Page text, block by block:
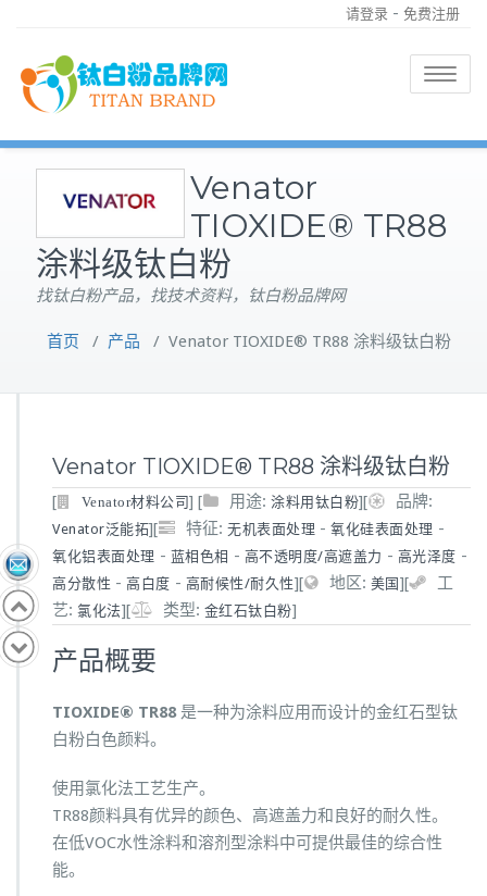
请登录 - 免费注册
Toggle
Venator
TIOXIDE® TR88
涂料级钛白粉
找钛白粉产品，找技术资料，钛白粉品牌网
首页 / 产品 / Venator TIOXIDE® TR88 涂料级钛白粉
Venator TIOXIDE® TR88 涂料级钛白粉
[ Venator材料公司] [ 用途: 涂料用钛白粉][ 品牌:
Venator泛能拓][ 特征: 无机表面处理 - 氧化硅表面处理 -
氧化铝表面处理 - 蓝相色相 - 高不透明度/高遮盖力 - 高光泽度 -
高分散性 - 高白度 - 高耐候性/耐久性][ 地区: 美国 ][
工
艺: 氯化法][ 类型: 金红石钛白粉]
产品概要
TIOXIDE® TR88是一种为涂料应用而设计的金红石型钛
白粉白色颜料。
使用氯化法工艺生产。
TR88颜料具有优异的颜色、高遮盖力和良好的耐久性。
在低VOC水性涂料和溶剂型涂料中可提供最佳的综合性
能。